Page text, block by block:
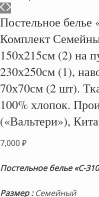
Постельное белье
Комплект
150х215см (2) на
230х250см (1),
70х70см (2 шт).
100% хлопок.
(«Вальтери»),
7,000 ₽
Постельное белье «С-
Размер:Семейный